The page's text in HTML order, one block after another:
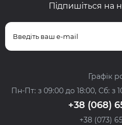
Підпишіться на
Графік
Пн-Пт: з
+38 (068)
+38 (073)